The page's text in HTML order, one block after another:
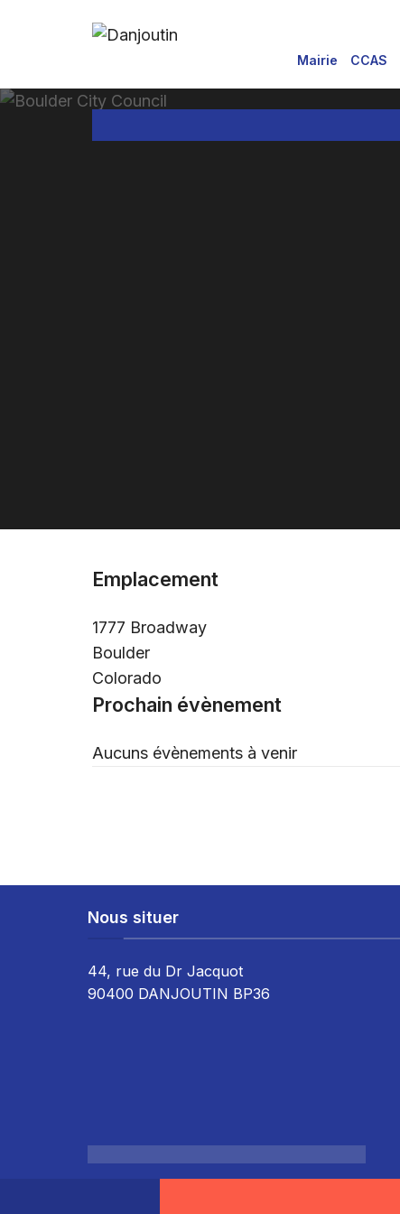
au
Mairie CCAS
Emplacement
1777 Broadway
Boulder
Colorado
Prochain évènement
Aucuns évènements à venir
Nous situer
44, rue du Dr Jacquot
90400 DANJOUTIN BP36